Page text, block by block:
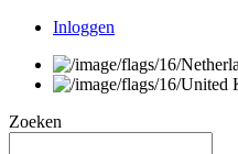
Inloggen
Zoeken